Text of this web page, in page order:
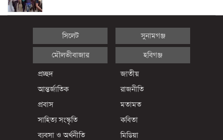
সিলেট সুনামগঞ্জ
মৌলভীবাজার হবিগঞ্জ
প্রচ্ছদ
জাতীয়
আন্তর্জাতিক
রাজনীতি
প্রবাস
মতামত
সাহিত্য সংস্কৃতি
কবিতা
ব্যবসা ও অর্থনীতি
মিডিয়া